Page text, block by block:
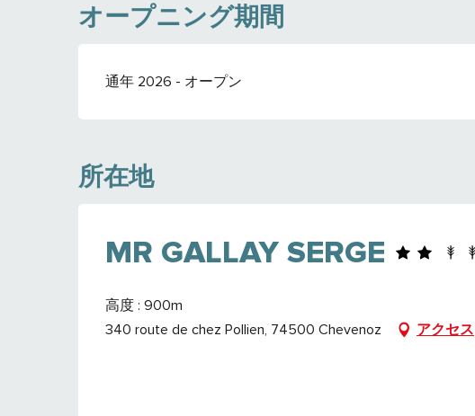
オープニング期間
通年 2026 - オープン
所在地
MR GALLAY SERGE
高度 : 900m
340 route de chez Pollien, 74500 Chevenoz
アクセス